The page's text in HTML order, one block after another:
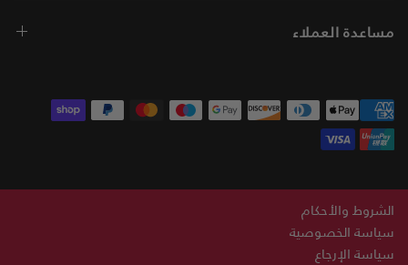
مساعدة العملاء
الشروط والأحكام
سياسة الخصوصية
سياسة الإرجاع